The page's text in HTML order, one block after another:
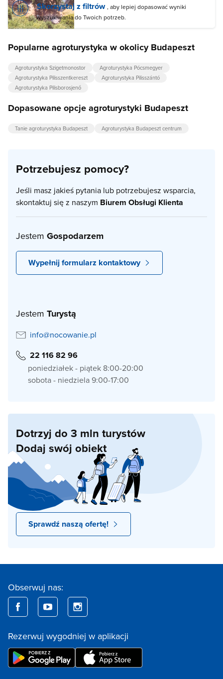
Skorzystaj z filtrów , aby lepiej dopasować wyniki
wyszukiwania do Twoich potrzeb.
Popularne agroturystyka w okolicy Budapeszt
Agroturystyka Szigetmonostor
Agroturystyka Pócsmegyer
Agroturystyka Pilisszentkereszt
Agroturystyka Pilisszántó
Agroturystyka Pilisborosjenő
Dopasowane opcje agroturystyki Budapeszt
Tanie agroturystyka Budapeszt Agroturystyka Budapeszt centrum
Potrzebujesz pomocy?
Jeśli masz jakieś pytania lub potrzebujesz wsparcia,
skontaktuj się z naszym Biurem Obsługi Klienta
Jestem Gospodarzem
Wypełnij formularz kontaktowy
Jestem Turystą
info@nocowanie.pl
22 116 82 96
poniedziałek - piątek 8:00-20:00
sobota - niedziela 9:00-17:00
Dotrzyj do 3 mln turystów
Dodaj swój obiekt
Sprawdź naszą ofertę!
Obserwuj nas:
Rezerwuj wygodniej w aplikacji